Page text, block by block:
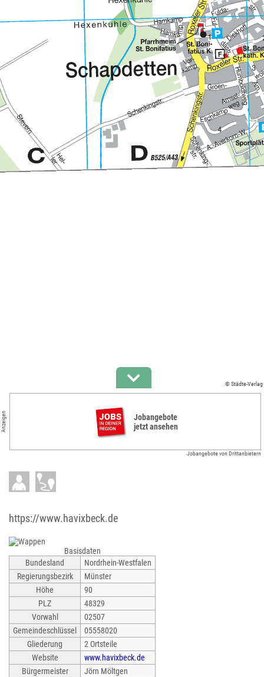
© Städte-Verlag
Anzeigen
Jobangebote
jetzt ansehen
Jobangebote von Drittanbietern
https://www.havixbeck.de
Basisdaten
Bundesland
Nordrhein-Westfalen
Regierungsbezirk
Münster
Höhe
90
PLZ
48329
Vorwahl
02507
Gemeindeschlüssel
05558020
Gliederung
2 Ortsteile
Website
www.havixbeck.de
Bürgermeister
Jörn Möltgen